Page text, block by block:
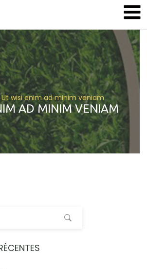
AD MINIM VENIAM
Ut wisi enim ad minim veniam